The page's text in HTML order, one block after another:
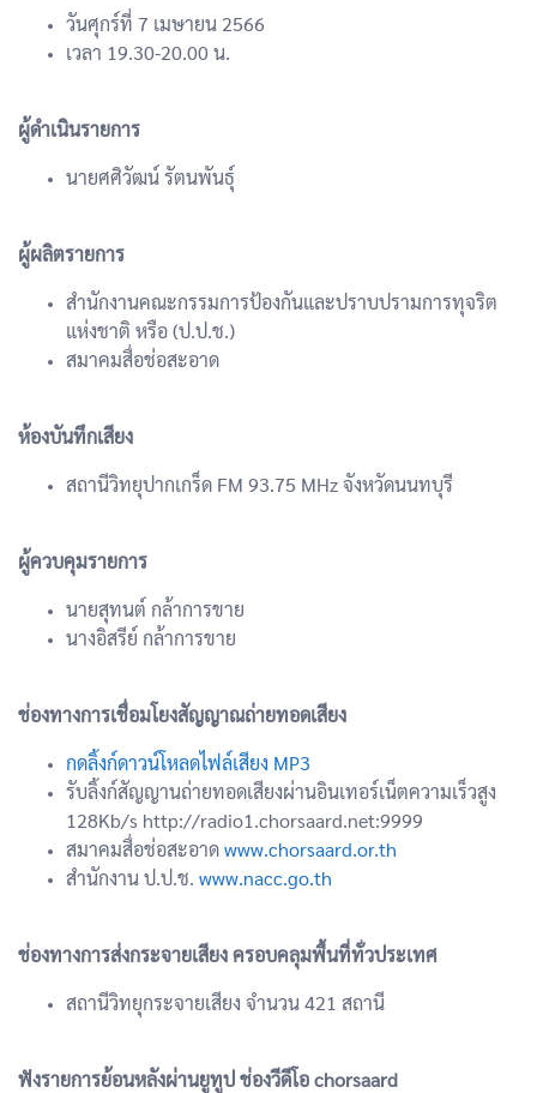
วันศุกร์ที่ 7 เมษายน 2566
เวลา 19.30-20.00 น.
ผู้ดำเนินรายการ
นายศศิวัฒน์ รัตนพันธุ์
ผู้ผลิตรายการ
สำนักงานคณะกรรมการป้องกันและปราบปรามการทุจริต
แห่งชาติ หรือ (ป.ป.ช.)
สมาคมสื่อช่อสะอาด
ห้องบันทึกเสียง
สถานีวิทยุปากเกร็ด FM 93.75 MHz จังหวัดนนทบุรี
ผู้ควบคุมรายการ
นายสุทนต์ กล้าการขาย
นางอิสรีย์ กล้าการขาย
ช่องทางการเชื่อมโยงสัญญาณถ่ายทอดเสียง
กดลิ้งก์ดาวน์โหลดไฟล์เสียง MP3
รับลิ้งก์สัญญานถ่ายทอดเสียงผ่านอินเทอร์เน็ตความเร็วสูง
128Kb/s http://radio1.chorsaard.net:9999
สมาคมสื่อช่อสะอาดwww.chorsaard.or.th
สำนักงาน ป.ป.ช. www.nacc.go.th
ช่องทางการส่งกระจายเสียง ครอบคลุมพื้นที่ทั่วประเทศ
สถานีวิทยุกระจายเสียง จำนวน 421 สถานี
ฟังรายการย้อนหลังผ่านยูทูป ช่องวีดีโอ chorsaard